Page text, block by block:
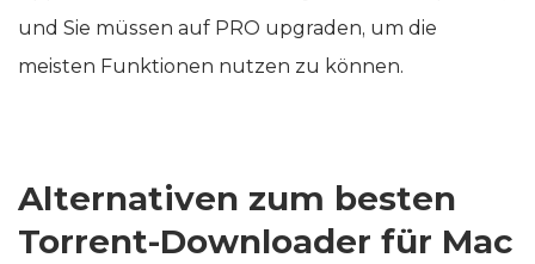
und Sie müssen auf PRO upgraden, um die
meisten Funktionen nutzen zu können.
Alternativen zum besten
Torrent-Downloader für Mac